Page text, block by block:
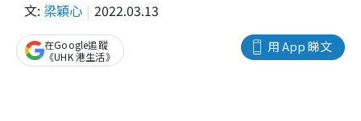
文: 梁穎心 2022.03.13
用 App 睇文
在Google追蹤
《UHK 港生活》